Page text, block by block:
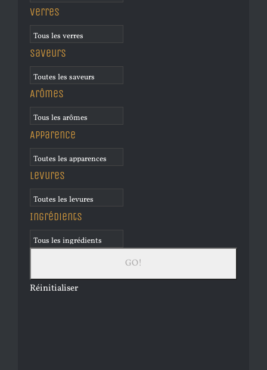
Verres
Saveurs
Arômes
Apparence
Levures
Ingrédients
Réinitialiser